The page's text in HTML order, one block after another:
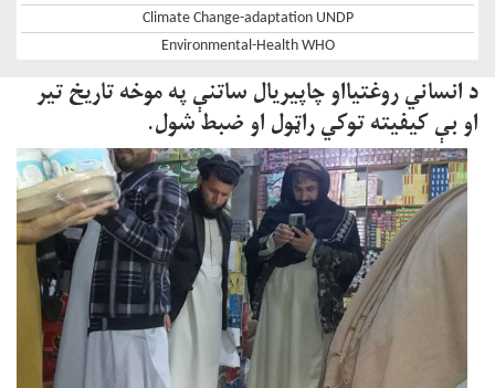
Climate Change-adaptation UNDP
Environmental-Health WHO
د انساني روغتیااو چاپیریال ساتنې په موخه تاریخ تیر
او بې کیفیته توکي راټول او ضبط شول.